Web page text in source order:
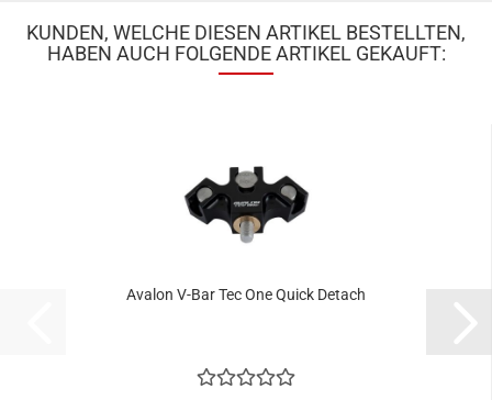
KUNDEN, WELCHE DIESEN ARTIKEL BESTELLTEN,
HABEN AUCH FOLGENDE ARTIKEL GEKAUFT:
Avalon V-Bar Tec One Quick Detach